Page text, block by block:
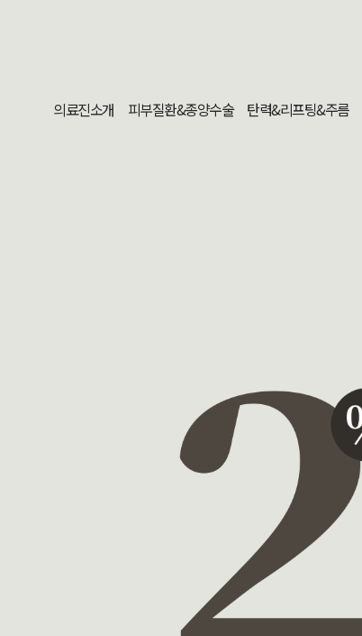
의료진소개 피부질환&종양수술 탄력&리프팅&주름